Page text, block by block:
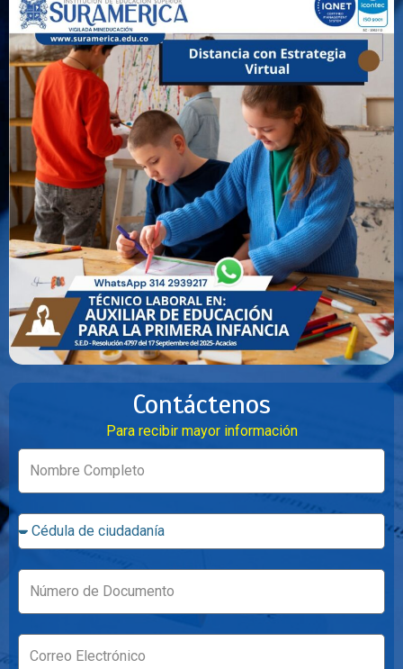
Contáctenos
Para recibir mayor información